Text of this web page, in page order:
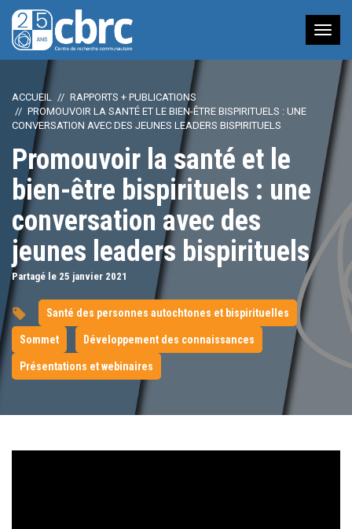
à
ACCUEIL
RAPPORTS + PUBLICATIONS
PROMOUVOIR LA SANTÉ ET LE BIEN-ÊTRE BISPIRITUELS : UNE
CONVERSATION AVEC DES JEUNES LEADERS BISPIRITUELS
Promouvoir la santé et le
bien-être bispirituels : une
conversation avec des
jeunes leaders bispirituels
Partagé le 25 janvier 2021
Santé des personnes autochtones et bispirituelles
Sommet Développement des connaissances
Présentations et webinaires